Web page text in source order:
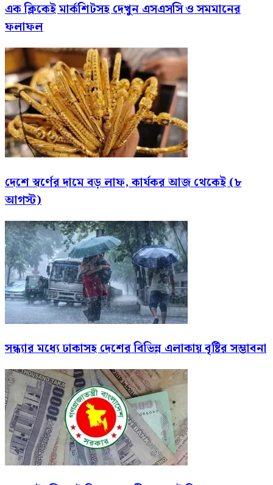
এক ক্লিকেই মার্কশিটসহ দেখুন এসএসসি ও সমমানের
ফলাফল
দেশে স্বর্ণের দামে বড় লাফ, কার্যকর আজ থেকেই (৮
আগস্ট)
সন্ধ্যার মধ্যে ঢাকাসহ দেশের বিভিন্ন এলাকায় বৃষ্টির সম্ভাবনা